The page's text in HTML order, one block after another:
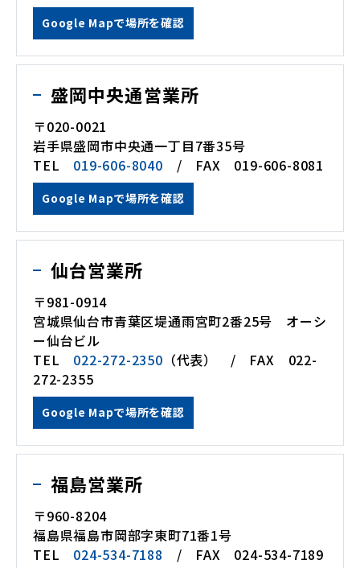
Google Mapで場所を確認
盛岡中央通営業所
〒020-0021
岩手県盛岡市中央通一丁目7番35号
TEL 019-606-8040 / FAX 019-606-8081
Google Mapで場所を確認
仙台営業所
〒981-0914
宮城県仙台市青葉区堤通雨宮町2番25号 オーシ
ー仙台ビル
TEL 022-272-2350 （代表） / FAX 022-
272-2355
Google Mapで場所を確認
福島営業所
〒960-8204
福島県福島市岡部字東町71番1号
TEL 024-534-7188 / FAX 024-534-7189